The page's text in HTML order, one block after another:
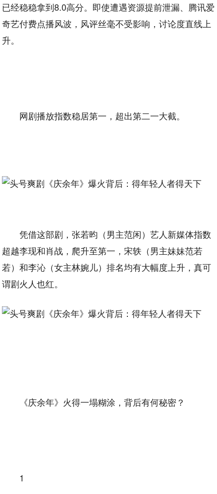
已经稳稳拿到8.0高分。即使遭遇资源提前泄漏、腾讯爱
奇艺付费点播风波，风评丝毫不受影响，讨论度直线上
升。
网剧播放指数稳居第一，超出第二一大截。
凭借这部剧，张若昀（男主范闲）艺人新媒体指数
超越李现和肖战，爬升至第一，宋轶（男主妹妹范若
若）和李沁（女主林婉儿）排名均有大幅度上升，真可
谓剧火人也红。
《庆余年》火得一塌糊涂，背后有何秘密？
1